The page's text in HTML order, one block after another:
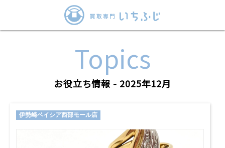
Topics
お役立ち情報 - 2025年12月
伊勢崎ベイシア西部モール店